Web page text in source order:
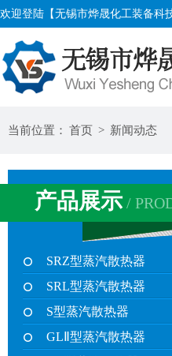
欢迎登陆【无锡市烨晟化工装备科
当前位置： 首页 > 新闻动态
产品展示/
SRZ型蒸汽散热器
SRL型蒸汽散热器
S型蒸汽散热器
GLⅡ型蒸汽散热器